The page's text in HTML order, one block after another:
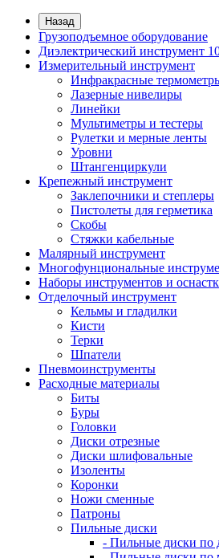
Назад
Грузоподъемное оборудование
Диэлектрический инструмент
Измерительный инструмент
Инфракрасные
Лазерные нивелиры
Линейки
Мультиметры и тестеры
Рулетки и мерные ленты
Уровни
Штангенциркули
Крепежный инструмент
Заклепочники и степлеры
Пистолеты для герметика
Скобы
Стяжки кабельные
Малярный инструмент
Многофунциональные
Наборы инструментов и
Отделочный инструмент
Кельмы и гладилки
Кисти
Терки
Шпатели
Пневмоинструменты
Расходные материалы
Биты
Буры
Головки
Диски отрезные
Диски шлифовальные
Изоленты
Коронки
Ножи сменные
Патроны
Пильные диски
- Пильные диски по